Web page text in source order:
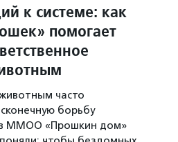
к системе: как
помогает
часто
борьбу
в ММОО «Прошкин дом»